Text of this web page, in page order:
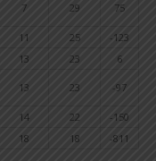
7 29 75
11 25
-123
13 23 6
13 23 -97
14 22
-150
18 18 -811